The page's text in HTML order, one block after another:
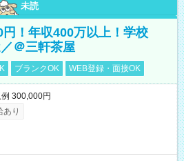
未読
！年収400万以上！学校
＠三軒茶屋
ブランクOK WEB登録・面接OK
300,000円
あり